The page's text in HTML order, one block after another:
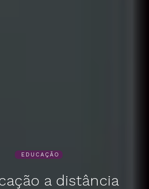
EDUCAÇÃO
a distância